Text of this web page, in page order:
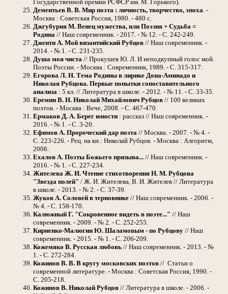
Государственной премии РСФСР им. М. Горького).
Дементьев В. В. Мир поэта : личность, творчество, эпоха. -
Москва : Советская Россия, 1980. - 480 с.
Джгубурия М. Венец мужества, или Поэзия + Судьба =
Родина // Наш современник. - 2017. - № 12. - С. 242-249.
Дженти А. Мой византийский Рубцов // Наш современник. -
2014. - № 1. - С. 231-235.
Душа моя чиста // Прокушев Ю. Л. И неподкупный голос мой.
Поэты России. - Москва : Современник, 1989. - С. 315-317.
Егорова Л. Н. Тема Родины в лирике Дона-Аминадо и
Николая Рубцова. Первые попытки сопоставительного
анализа : 5 кл. // Литература в школе. - 2012. - № 11. - С. 33-35.
Еремин В. Н. Николай Михайлович Рубцов // 100 великих
поэтов. - Москва : Вече, 2008. - С. 467-470.
Ермаков Д. А. Берег юности : рассказ // Наш современник. -
2016. - № 1. - С. 3-20.
Ефимов А. Пророческий дар поэта // Москва. - 2007. - № 4. -
С. 223-226. - Рец. на кн.: Николай Рубцов. - Москва : Алгоритм,
2006.
Ехалов А. Поэты Божьего призыва... // Наш современник. -
2016. - № 1. - С. 227-234.
Жителева Ж. И. Чтение стихотворения Н. М. Рубцова
"Звезда полей" / Ж. И. Жителева, В. И. Жителев // Литература
в школе. - 2013. - № 2. - С. 37-39.
Жуков А. Соловей в терновнике // Наш современник. - 2006. -
№ 4. - С. 158-170.
Калюжный Г. "Сокровенное видеть в поэте..." // Наш
современник. - 2009. - № 2. - С. 252-255.
Кириенко-Малюгин Ю. Шаламовым - по Рубцову // Наш
современник. - 2015. - № 1. - С. 206-209.
Кожемяко В. Русская любовь // Наш современник. - 2013. - №
1. - С. 272-284.
Кожинов В. В. В кругу московских поэтов // Статьи о
современной литературе. - Москва : Советская Россия, 1990. -
С. 205-218.
Кожинов В. Николай Рубцов // Литература в школе. - 2006. -